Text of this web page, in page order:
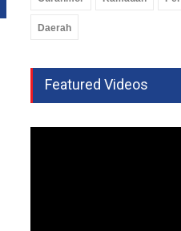
Daerah
Featured Videos